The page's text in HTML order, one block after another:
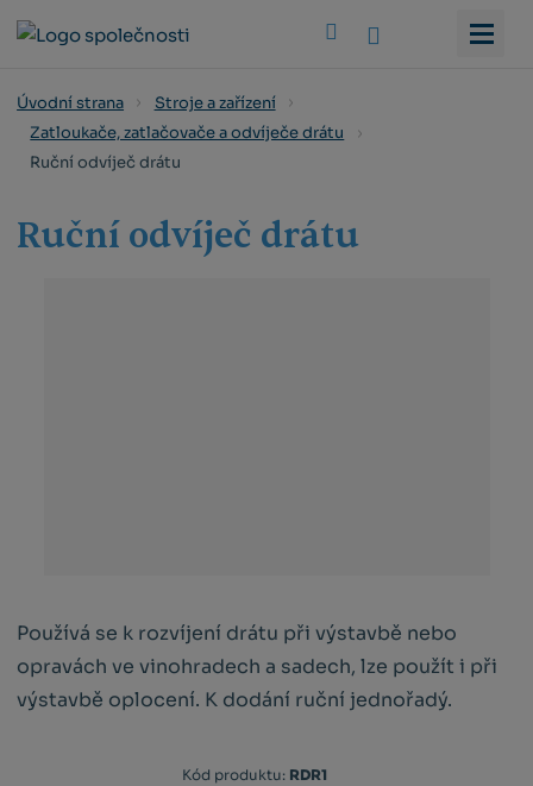
Úvodní strana
Stroje a zařízení
Zatloukače, zatlačovače a odvíječe drátu
Ruční odvíječ drátu
Ruční odvíječ drátu
Používá se k rozvíjení drátu při výstavbě nebo
opravách ve vinohradech a sadech, lze použít i při
výstavbě oplocení. K dodání ruční jednořadý.
Kód produktu: RDR1